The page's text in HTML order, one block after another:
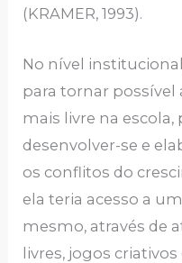
(KRAMER, 1993).
No nível
para tornar possível
mais livre na
desenvolver-se e
os conflitos do
ela teria acesso a
mesmo, através de
livres, jogos